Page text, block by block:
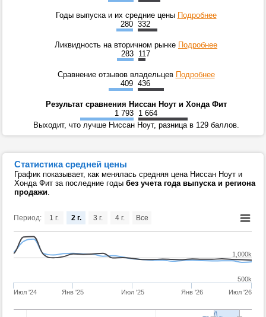
Годы выпуска и их средние цены Подробнее
280 332
Ликвидность на вторичном рынке Подробнее
283 117
Сравнение отзывов владельцев Подробнее
409 436
Результат сравнения Ниссан Ноут и Хонда Фит
1 793 1 664
Выходит, что лучше Ниссан Ноут, разница в 129 баллов.
Статистика средней цены
График показывает, как менялась средняя цена Ниссан Ноут и
Хонда Фит за последние годы без учета года выпуска и региона
продажи.
Период:
Июл '24 Янв '25 Июл '25 Янв '26 Июл '26
1,000k
500k
1 г. 2 г. 3 г. 4 г. Все